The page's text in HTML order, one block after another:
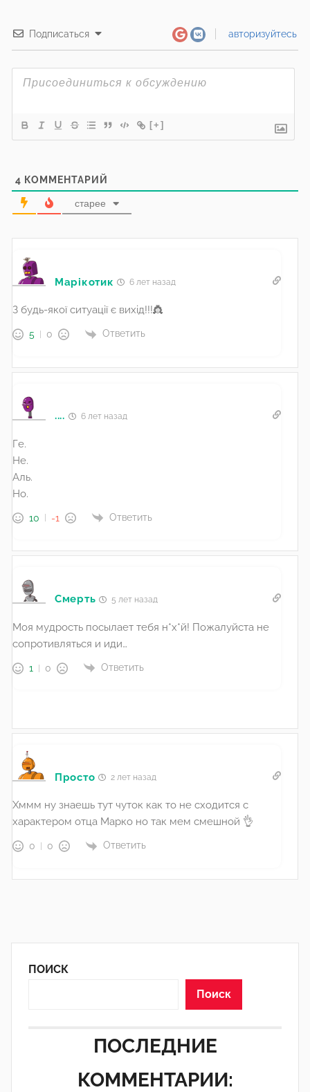
Подписаться авторизуйтесь
[+]
4 КОММЕНТАРИЙ
старее
Марікотик 6 лет назад
З будь-якої ситуації є вихід!!!👸
5 0 Ответить
.... 6 лет назад
Ге.
Не.
Аль.
Но.
10 -1 Ответить
Смерть 5 лет назад
Моя мудрость посылает тебя н*х*й! Пожалуйста не
сопротивляться и иди…
1 0 Ответить
Просто 2 лет назад
Хммм ну знаешь тут чуток как то не сходится с
характером отца Марко но так мем смешной 👌
0 0 Ответить
ПОИСК
Поиск
ПОСЛЕДНИЕ
КОММЕНТАРИИ: